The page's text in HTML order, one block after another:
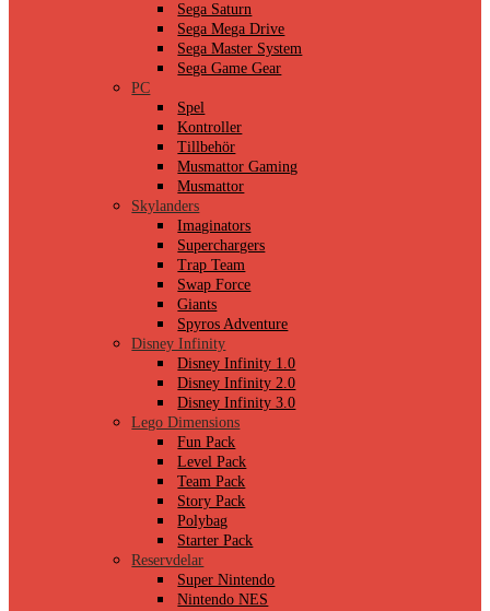
Sega Saturn
Sega Mega Drive
Sega Master System
Sega Game Gear
PC
Spel
Kontroller
Tillbehör
Musmattor Gaming
Musmattor
Skylanders
Imaginators
Superchargers
Trap Team
Swap Force
Giants
Spyros Adventure
Disney Infinity
Disney Infinity 1.0
Disney Infinity 2.0
Disney Infinity 3.0
Lego Dimensions
Fun Pack
Level Pack
Team Pack
Story Pack
Polybag
Starter Pack
Reservdelar
Super Nintendo
Nintendo NES